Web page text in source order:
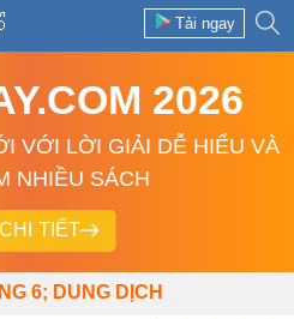
Tải ngay
2026
VỚI LỜI GIẢI DỄ HIỂU VÀ
NHIỀU SÁCH
TIẾT
6; DUNG DỊCH